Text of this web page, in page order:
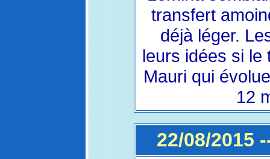
transfert
déjà léger.
leurs idées si le
Mauri qui
12
22/08/2015